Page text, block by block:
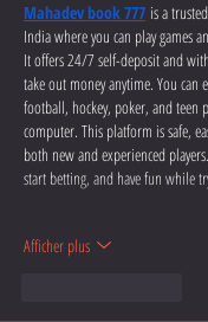
Mahadev book 777 is a
India where you can play games
It offers 24/7 self-deposit and
take out money anytime. You can
football, hockey, poker, and teen
computer. This platform is safe,
both new and experienced
start betting, and have fun while
Afficher plus